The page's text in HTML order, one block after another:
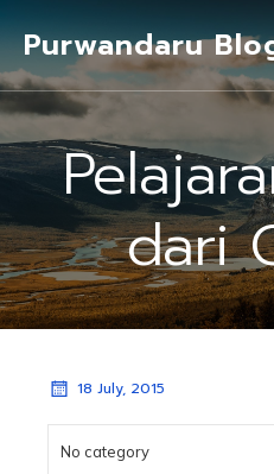
Purwandaru
dari
18 July, 2015
No category